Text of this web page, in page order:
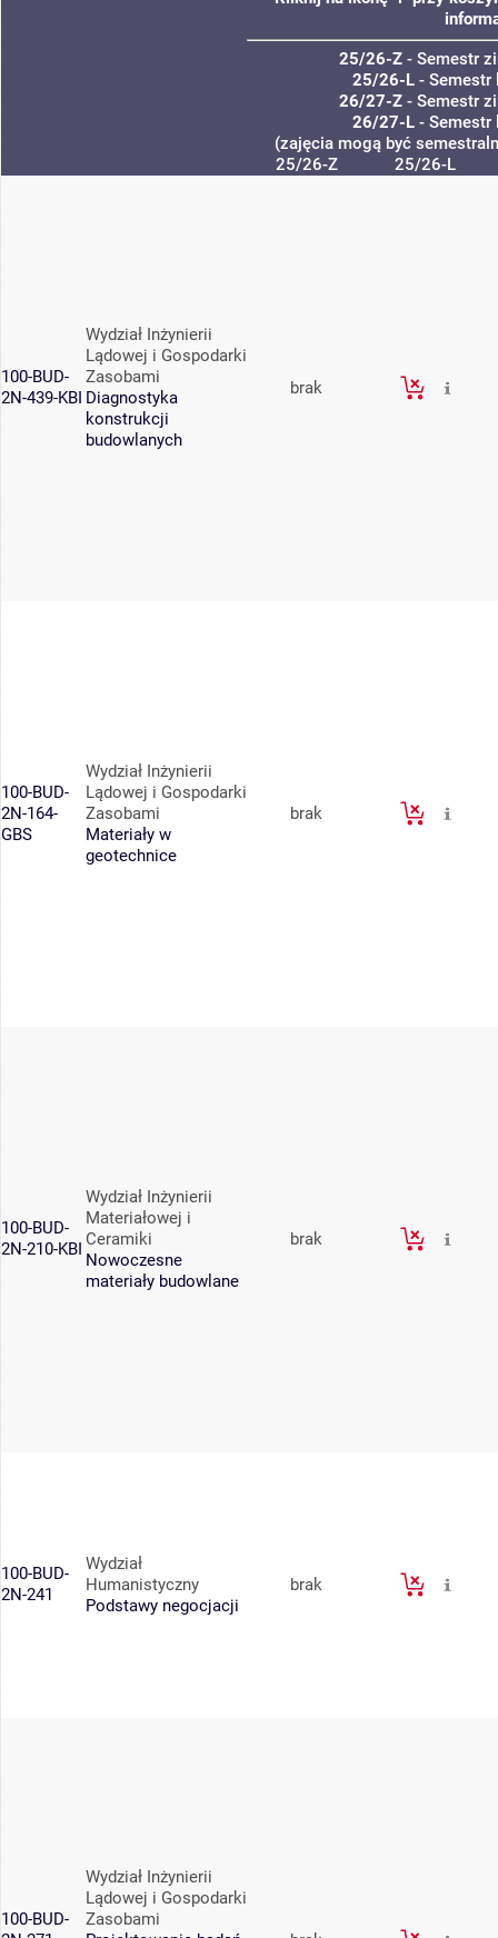
25/26-Z - Semestr
25/26-L -
26/27-Z - Semestr
26/27-L -
(zajęcia mogą być
25/26-Z
25/26-L
100-BUD-
2N-439-KBI
Wydział Inżynierii
Lądowej i Gospodarki
Zasobami
Diagnostyka
konstrukcji
budowlanych
brak
100-BUD-
2N-164-
GBS
Wydział Inżynierii
Lądowej i Gospodarki
Zasobami
Materiały w
geotechnice
brak
100-BUD-
2N-210-KBI
Wydział Inżynierii
Materiałowej i
Ceramiki
Nowoczesne
materiały budowlane
brak
100-BUD-
2N-241
Wydział
Humanistyczny
Podstawy negocjacji
brak
100-BUD-
Wydział Inżynierii
Lądowej i Gospodarki
Zasobami